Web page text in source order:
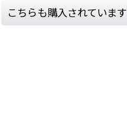
こちらも購入されています